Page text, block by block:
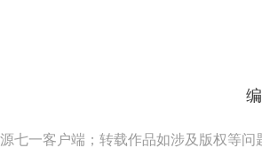
七一客户端；转载作品如涉及版权等问